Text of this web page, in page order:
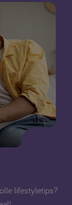
lifestyletips?